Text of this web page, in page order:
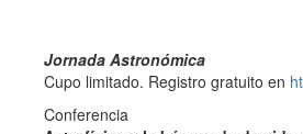
Jornada Astronómica
Cupo limitado. Registro gratuito en
Conferencia